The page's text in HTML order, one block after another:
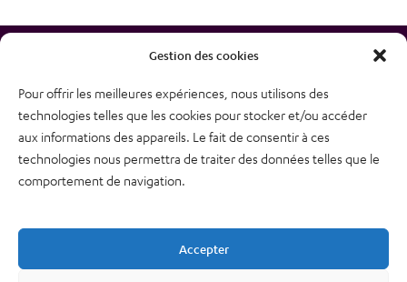
Gestion des cookies
Pour offrir les meilleures expériences, nous utilisons des
technologies telles que les cookies pour stocker et/ou accéder
aux informations des appareils. Le fait de consentir à ces
technologies nous permettra de traiter des données telles que le
comportement de navigation.
Accepter
38, rue des Bourdonnais
Tél : 01 48 74 04 82
Nous contacter
Mentions légales – CGU